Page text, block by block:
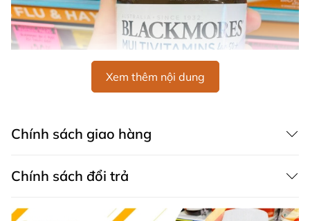
Hình ảnh Blackmores Multivitamins for 50+ 150 viên
Xem thêm nội dung
Chính sách giao hàng
Chính sách đổi trả